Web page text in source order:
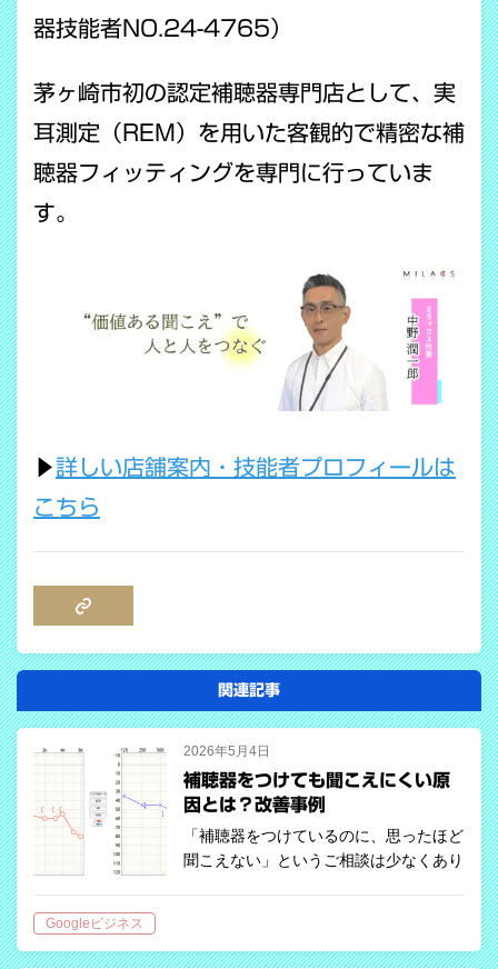
器技能者NO.24-4765）
茅ヶ崎市初の認定補聴器専門店として、実
耳測定（REM）を用いた客観的で精密な補
聴器フィッティングを専門に行っていま
す。
▶詳しい店舗案内・技能者プロフィールは
こちら
関連記事
2026年5月4日
補聴器をつけても聞こえにくい原
因とは？改善事例
「補聴器をつけているのに、思ったほど
聞こえない」というご相談は少なくあり
話の理解が改善し、聞き取りのストレス
Googleビジネス